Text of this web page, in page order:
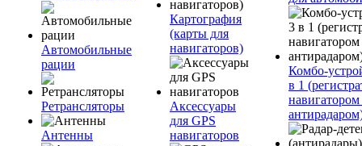
Автомобильные
рации
Ретрансляторы
Антенны
Картография
(карты для
навигаторов)
Аксессуары
для GPS
навигаторов
Комбо-
в 1